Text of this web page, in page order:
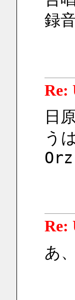
録
Re:
日
う
Orz
Re:
あ